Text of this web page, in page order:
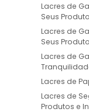
Lacres de
Seus
Lacres de
Seus
Lacres de
Lacres de
Lacres de
Produtos e